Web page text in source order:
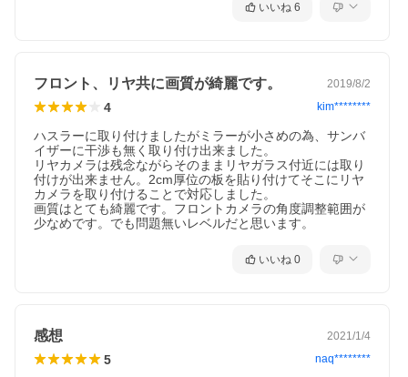
いいね 6
フロント、リヤ共に画質が綺麗です。 2019/8/2
4 kim********
ハスラーに取り付けましたがミラーが小さめの為、サンバ
イザーに干渉も無く取り付け出来ました。
リヤカメラは残念ながらそのままリヤガラス付近には取り
付けが出来ません。2cm厚位の板を貼り付けてそこにリヤ
カメラを取り付けることで対応しました。
画質はとても綺麗です。フロントカメラの角度調整範囲が
少なめです。でも問題無いレベルだと思います。
いいね 0
感想 2021/1/4
5 naq********